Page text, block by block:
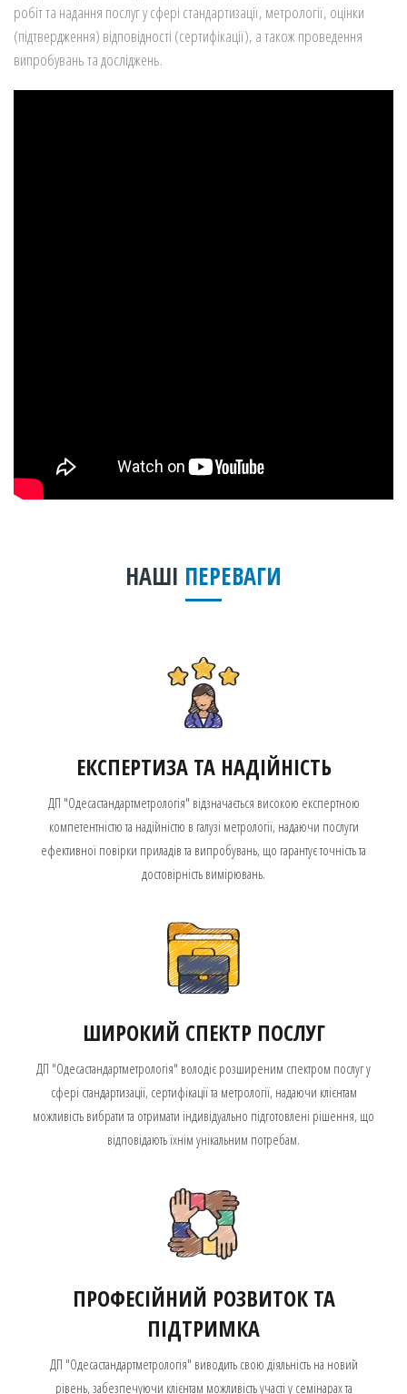
робіт та надання послуг у сфері стандартизації, метрології, оцінки
(підтвердження) відповідності (сертифікації), а також проведення
випробувань та досліджень.
НАШІ ПЕРЕВАГИ
ЕКСПЕРТИЗА ТА НАДІЙНІСТЬ
ДП "Одесастандартметрологія" відзначається високою експертною
компетентністю та надійністю в галузі метрології, надаючи послуги
ефективної повірки приладів та випробувань, що гарантує точність та
достовірність вимірювань.
ШИРОКИЙ СПЕКТР ПОСЛУГ
ДП "Одесастандартметрологія" володіє розширеним спектром послуг у
сфері стандартизації, сертифікації та метрології, надаючи клієнтам
можливість вибрати та отримати індивідуально підготовлені рішення, що
відповідають їхнім унікальним потребам.
ПРОФЕСІЙНИЙ РОЗВИТОК ТА
ПІДТРИМКА
ДП "Одесастандартметрологія" виводить свою діяльність на новий
рівень, забезпечуючи клієнтам можливість участі у семінарах та